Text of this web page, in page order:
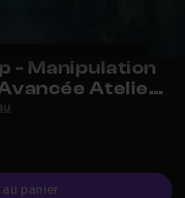
- Manipulation
Atelier
panier